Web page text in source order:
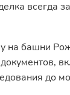
всегда
на башни
до